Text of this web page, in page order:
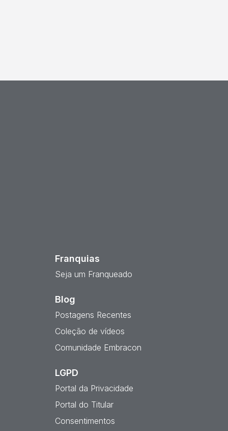
Franquias
Seja um Franqueado
Blog
Postagens Recentes
Coleção de vídeos
Comunidade Embracon
LGPD
Portal da Privacidade
Portal do Titular
Consentimentos